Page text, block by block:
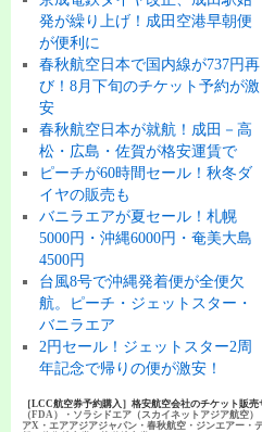
発が繰り上げ！成田空港早朝便
が便利に
春秋航空日本で国内線が737円再
び！8月下旬のチケット予約が激
安
春秋航空日本が就航！成田－高
松・広島・佐賀が格安運賃で
ピーチが60時間セール！秋冬ダ
イヤの販売も
バニラエアが夏セール！札幌
5000円・沖縄6000円・奄美大島
4500円
台風8号で沖縄発着便が全便欠
航。ピーチ・ジェットスター・
バニラエア
2円セール！ジェットスター2周
年記念で帰りの便が激安！
［LCC航空券予約購入］格安航空会社のチケット販売
（FDA）・ソラシドエア（スカイネットアジア航空
アX・エアアジアジャパン・春秋航空・ジンエアー・